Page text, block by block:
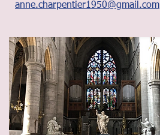
anne.charpentier1950@gmail.com